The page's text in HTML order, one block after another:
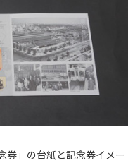
」の台紙と記念券イメー